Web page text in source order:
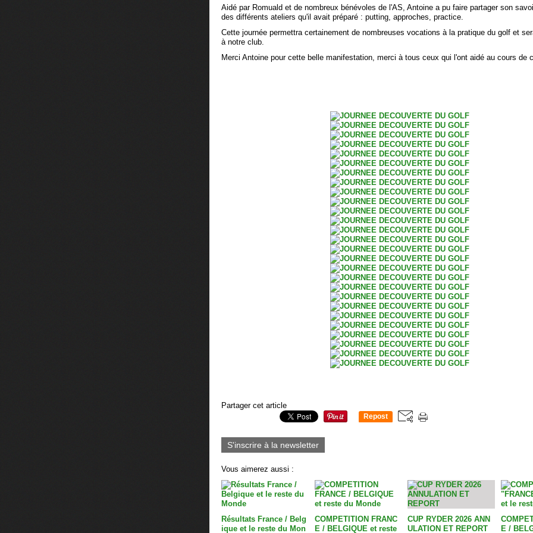
Aidé par Romuald et de nombreux bénévoles de l'AS, Antoine a pu faire partager son
des différents ateliers qu'il avait préparé : putting, approches, practice.
Cette journée permettra certainement de nombreuses vocations à la pratique du golf et
à notre club.
Merci Antoine pour cette belle manifestation, merci à tous ceux qui l'ont aidé au cours de
Partager cet article
Repost
S'inscrire à la newsletter
Vous aimerez aussi :
Résultats France / Belg
ique et le reste du Mon
COMPETITION FRANC
E / BELGIQUE et reste
CUP RYDER 2026 ANN
ULATION ET REPORT
E /